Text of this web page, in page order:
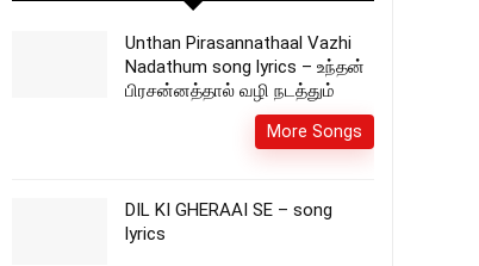
Unthan Pirasannathaal Vazhi
Nadathum song lyrics – உந்தன்
பிரசன்னத்தால் வழி நடத்தும்
More Songs
DIL KI GHERAAI SE – song
lyrics